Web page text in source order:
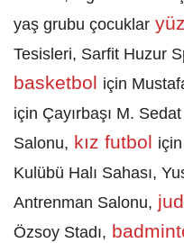
yaş grubu çocuklar
Tesisleri, Sarfit Huzur
basketbol için
için Çayırbaşı M.
Salonu, kız futbol
Kulübü Halı Sahası,
Antrenman Salonu,
Özsoy Stadı,